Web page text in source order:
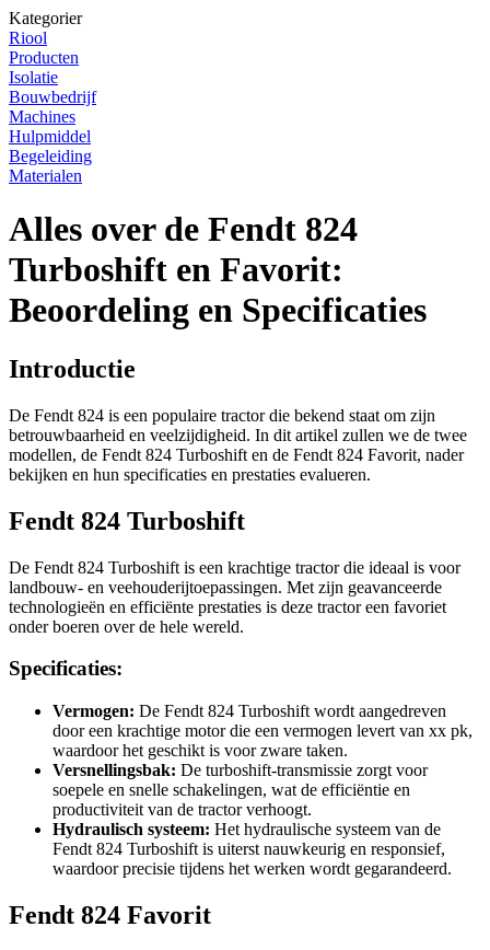
Kategorier
Riool
Producten
Isolatie
Bouwbedrijf
Machines
Hulpmiddel
Begeleiding
Materialen
Alles over de Fendt 824
Turboshift en Favorit:
Beoordeling en Specificaties
Introductie
De Fendt 824 is een populaire tractor die bekend staat om zijn
betrouwbaarheid en veelzijdigheid. In dit artikel zullen we de twee
modellen, de Fendt 824 Turboshift en de Fendt 824 Favorit, nader
bekijken en hun specificaties en prestaties evalueren.
Fendt 824 Turboshift
De Fendt 824 Turboshift is een krachtige tractor die ideaal is voor
landbouw- en veehouderijtoepassingen. Met zijn geavanceerde
technologieën en efficiënte prestaties is deze tractor een favoriet
onder boeren over de hele wereld.
Specificaties:
Vermogen: De Fendt 824 Turboshift wordt aangedreven
door een krachtige motor die een vermogen levert van xx pk,
waardoor het geschikt is voor zware taken.
Versnellingsbak: De turboshift-transmissie zorgt voor
soepele en snelle schakelingen, wat de efficiëntie en
productiviteit van de tractor verhoogt.
Hydraulisch systeem: Het hydraulische systeem van de
Fendt 824 Turboshift is uiterst nauwkeurig en responsief,
waardoor precisie tijdens het werken wordt gegarandeerd.
Fendt 824 Favorit